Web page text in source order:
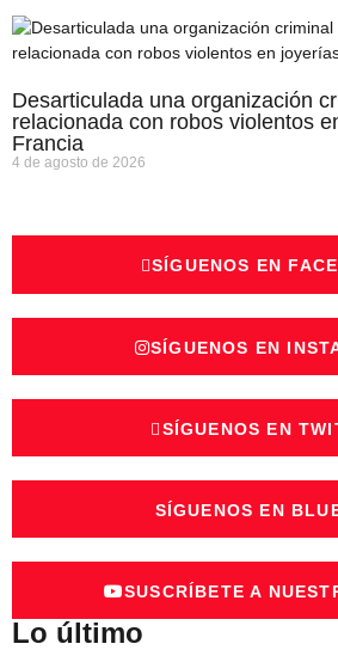
Desarticulada una organización
relacionada con robos violentos
Francia
4 de agosto de 2026
SÍGUENOS EN
SÍGUENOS EN
SÍGUENOS EN
SÍGUENOS EN
SUSCRÍBETE A
Lo último